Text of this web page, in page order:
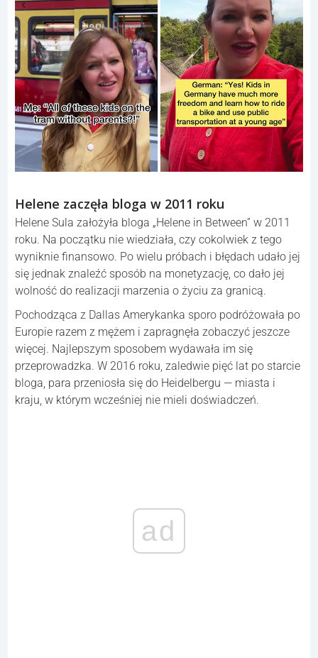
Helene zaczęła bloga w 2011 roku
Helene Sula założyła bloga „Helene in Between” w 2011
roku. Na początku nie wiedziała, czy cokolwiek z tego
wyniknie finansowo. Po wielu próbach i błędach udało jej
się jednak znaleźć sposób na monetyzację, co dało jej
wolność do realizacji marzenia o życiu za granicą.
Pochodząca z Dallas Amerykanka sporo podróżowała po
Europie razem z mężem i zapragnęła zobaczyć jeszcze
więcej. Najlepszym sposobem wydawała im się
przeprowadzka. W 2016 roku, zaledwie pięć lat po starcie
bloga, para przeniosła się do Heidelbergu — miasta i
kraju, w którym wcześniej nie mieli doświadczeń.
ad